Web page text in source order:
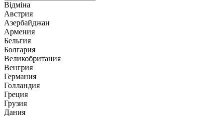
Відміна
Австрия
Азербайджан
Армения
Бельгия
Болгария
Великобритания
Венгрия
Германия
Голландия
Греция
Грузия
Дания